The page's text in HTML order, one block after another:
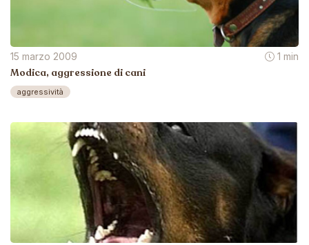
15 marzo 2009 1 min
Modica, aggressione di cani
aggressività